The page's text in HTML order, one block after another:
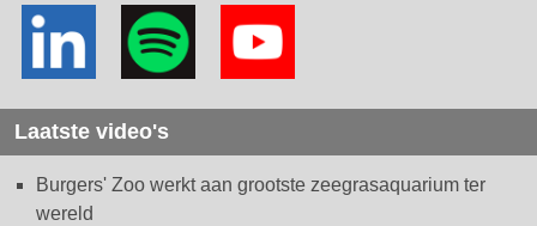
Laatste video's
Burgers' Zoo werkt aan grootste zeegrasaquarium ter
wereld